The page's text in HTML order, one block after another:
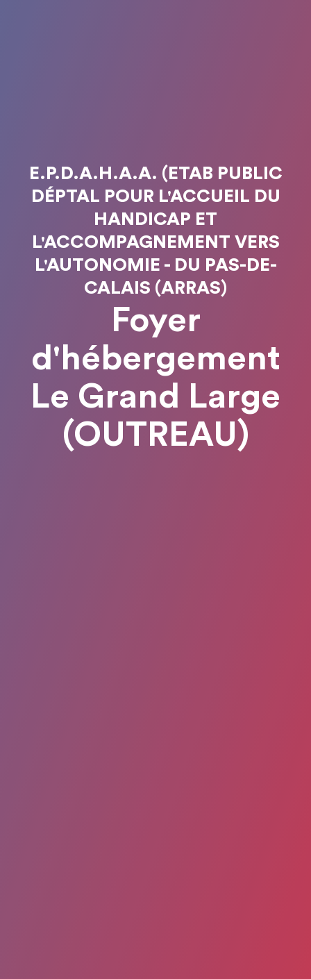
E.P.D.A.H.A.A. (ETAB PUBLIC
DÉPTAL POUR L'ACCUEIL DU
HANDICAP ET
L'ACCOMPAGNEMENT VERS
L'AUTONOMIE - DU PAS-DE-
CALAIS (ARRAS)
Foyer
d'hébergement
Le Grand Large
(OUTREAU)